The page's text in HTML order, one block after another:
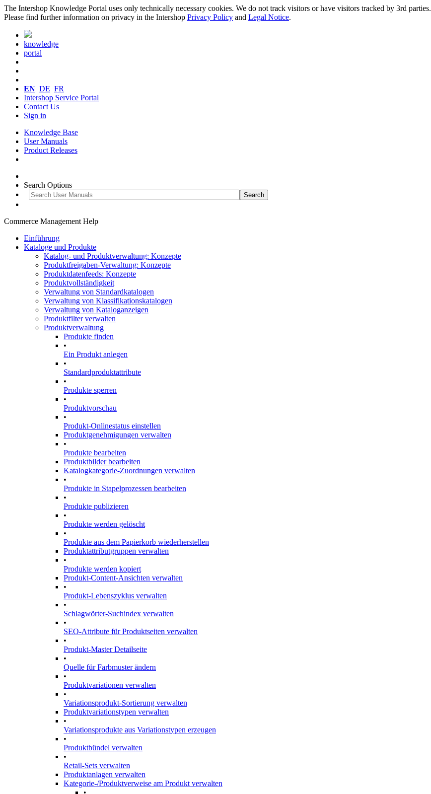
The Intershop Knowledge Portal uses only technically necessary cookies. We do not track visitors or have visitors tracked by 3rd parties.
Please find further information on privacy in the Intershop Privacy Policy and Legal Notice.
knowledge
portal
EN DE FR
Intershop Service Portal
Contact Us
Sign in
Knowledge Base
User Manuals
Product Releases
Search Options
Commerce Management Help
Einführung
Kataloge und Produkte
Katalog- und Produktverwaltung: Konzepte
Produktfreigaben-Verwaltung: Konzepte
Produktdatenfeeds: Konzepte
Produktvollständigkeit
Verwaltung von Standardkatalogen
Verwaltung von Klassifikationskatalogen
Verwaltung von Kataloganzeigen
Produktfilter verwalten
Produktverwaltung
Produkte finden
•
Ein Produkt anlegen
•
Standardproduktattribute
•
Produkte sperren
•
Produktvorschau
•
Produkt-Onlinestatus einstellen
Produktgenehmigungen verwalten
•
Produkte bearbeiten
Produktbilder bearbeiten
Katalogkategorie-Zuordnungen verwalten
•
Produkte in Stapelprozessen bearbeiten
•
Produkte publizieren
•
Produkte werden gelöscht
•
Produkte aus dem Papierkorb wiederherstellen
Produktattributgruppen verwalten
•
Produkte werden kopiert
Produkt-Content-Ansichten verwalten
•
Produkt-Lebenszyklus verwalten
•
Schlagwörter-Suchindex verwalten
•
SEO-Attribute für Produktseiten verwalten
•
Produkt-Master Detailseite
•
Quelle für Farbmuster ändern
•
Produktvariationen verwalten
•
Variationsprodukt-Sortierung verwalten
Produktvariationstypen verwalten
•
Variationsprodukte aus Variationstypen erzeugen
•
Produktbündel verwalten
•
Retail-Sets verwalten
Produktanlagen verwalten
Kategorie-/Produktverweise am Produkt verwalten
•